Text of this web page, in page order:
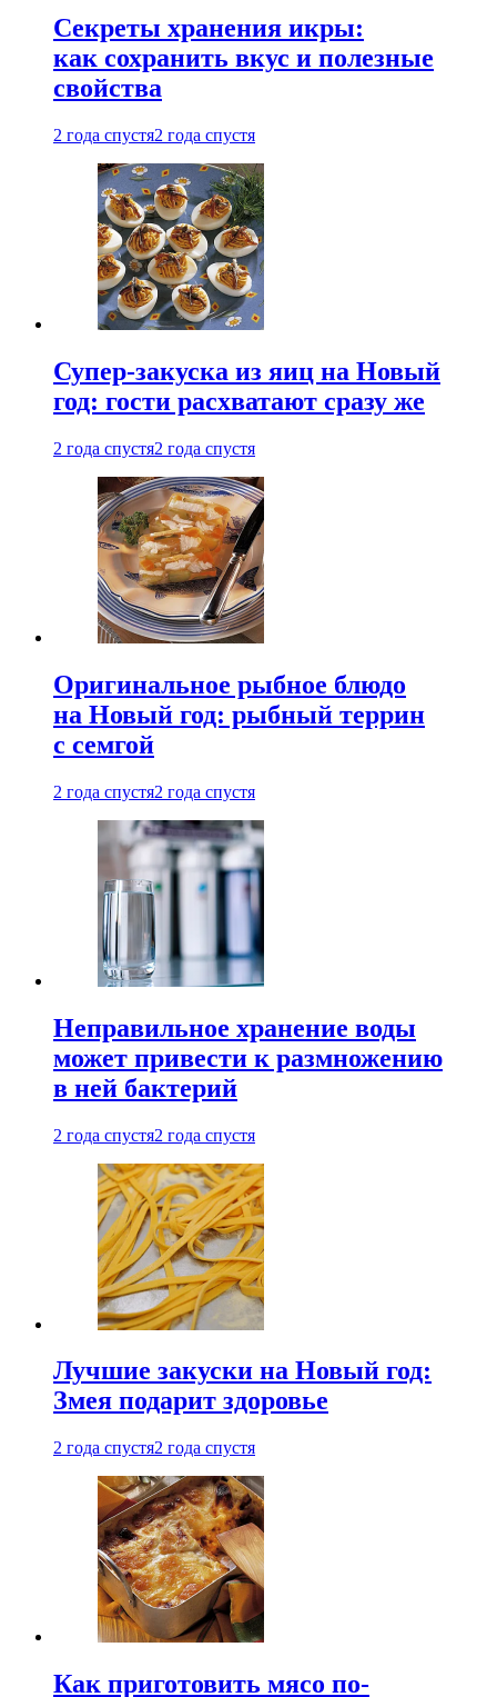
Секреты хранения икры:
как сохранить вкус и полезные
свойства
2 года спустя2 года спустя
Супер-закуска из яиц на Новый
год: гости расхватают сразу же
2 года спустя2 года спустя
Оригинальное рыбное блюдо
на Новый год: рыбный террин
с семгой
2 года спустя2 года спустя
Неправильное хранение воды
может привести к размножению
в ней бактерий
2 года спустя2 года спустя
Лучшие закуски на Новый год:
Змея подарит здоровье
2 года спустя2 года спустя
Как приготовить мясо по-